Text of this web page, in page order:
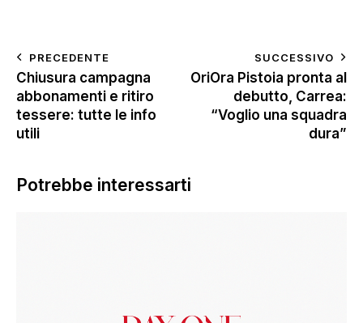
PRECEDENTE
Chiusura campagna
abbonamenti e ritiro
tessere: tutte le info
utili
SUCCESSIVO
OriOra Pistoia pronta al
debutto, Carrea:
“Voglio una squadra
dura”
Potrebbe interessarti